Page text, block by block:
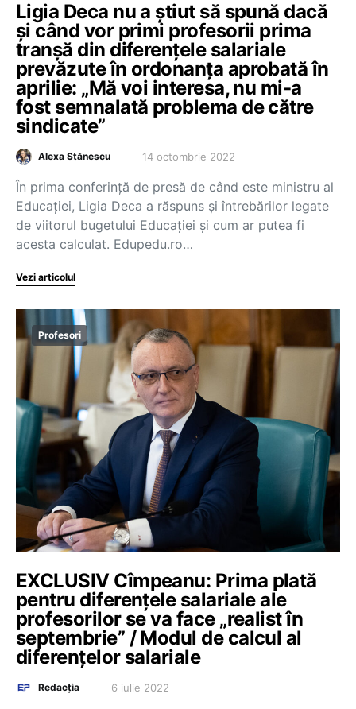
Ligia Deca nu a știut să spună dacă
și când vor primi profesorii prima
tranșă din diferențele salariale
prevăzute în ordonanța aprobată în
aprilie: „Mă voi interesa, nu mi-a
fost semnalată problema de către
sindicate”
Alexa Stănescu 14 octombrie 2022
În prima conferință de presă de când este ministru al
Educației, Ligia Deca a răspuns și întrebărilor legate
de viitorul bugetului Educației și cum ar putea fi
acesta calculat. Edupedu.ro…
Vezi articolul
Profesori
EXCLUSIV Cîmpeanu: Prima plată
pentru diferențele salariale ale
profesorilor se va face „realist în
septembrie” / Modul de calcul al
diferențelor salariale
Redacția 6 iulie 2022